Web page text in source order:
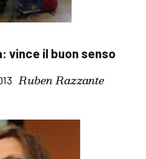
vince il buon senso
Ruben Razzante